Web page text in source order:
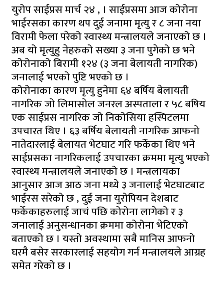
युरोप साईप्रस मार्च २४ , । साईप्रसमा आज कोरोना
भाईरसका कारण थप दुई जनामा मृत्यु र ८ जना नया
विरामी फेला परेको स्वास्थ्य मन्त्रालयले जनाएको छ ।
अब यो मृत्युहु नेहरुको सख्या ३ जना पुगेको छ भने
कोरोनाको बिरामी १२४ (३ जना बेलायती नागरिक)
जनालाई भएको पुष्टि भएको छ ।
कोरोनाका कारण मृत्यु हुनेमा ६४ बर्षिय बेलायती
नागरिक जो लिमासोल जनरल अस्पताला र ५८ बषिय
एक साईप्रस नागरिक जो निकोसिया हस्पिटलमा
उपचारत थिए । ६३ बर्षिय बेलायती नागरिक आफनो
नातेदारलाई बेलायत भेटघाट गरि फर्केका थिए भने
साईप्रसका नागरिकलाई उपचारका क्रममा मृत्यु भएको
स्वास्थ्य मन्त्रालयले जनाएको छ । मन्त्रलायका
आनुसार आज आठ जना मध्ये ३ जनालाई भेटघाटबाट
भाईरस सरेको छ , दुई जना युरोपियन देशबाट
फर्केकाहरुलाई जाचं पछि कोरोना लागेको र ३
जनालाई अनुसन्धानका क्रममा कोरोना भेटिएको
बताएको छ । यस्तो अवस्थामा सबै मानिस आफनो
घरमै बसेर सरकारलाई सहयोग गर्न मन्त्रालयले आग्रह
समेत गरेको छ ।